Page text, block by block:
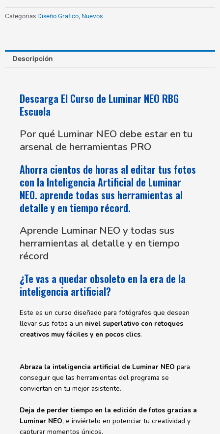
Escuela
cantidad
Categorias Diseño Grafico, Nuevos
Descripción
Descarga El Curso de Luminar NEO RBG
Escuela
Por qué Luminar NEO debe estar en tu
arsenal de herramientas PRO
Ahorra cientos de horas al editar tus fotos
con la Inteligencia Artificial de Luminar
NEO. aprende todas sus herramientas al
detalle y en tiempo récord.
Aprende Luminar NEO y todas sus
herramientas al detalle y en tiempo
récord
¿Te vas a quedar obsoleto en la era de la
inteligencia artificial?
Este es un curso diseñado para fotógrafos que desean
llevar sus fotos a un nivel superlativo con retoques
creativos muy fáciles y en pocos clics.
Abraza la inteligencia artificial de Luminar NEO para
conseguir que las herramientas del programa se
conviertan en tu mejor asistente.
Deja de perder tiempo en la edición de fotos gracias a
Luminar NEO, e inviértelo en potenciar tu creatividad y
capturar momentos únicos.